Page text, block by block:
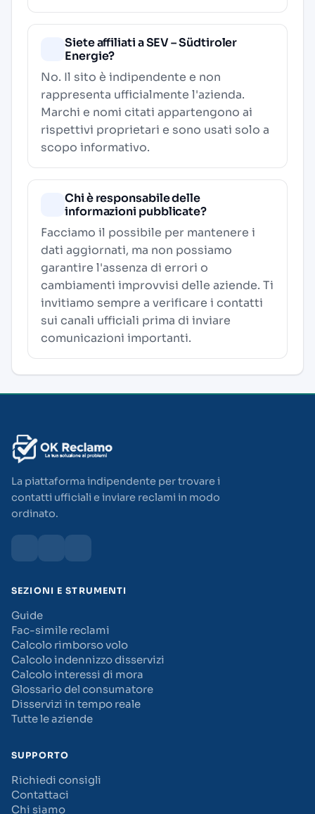
Siete affiliati a SEV – Südtiroler
Energie?
No. Il sito è indipendente e non
rappresenta ufficialmente l'azienda.
Marchi e nomi citati appartengono ai
rispettivi proprietari e sono usati solo a
scopo informativo.
Chi è responsabile delle
informazioni pubblicate?
Facciamo il possibile per mantenere i
dati aggiornati, ma non possiamo
garantire l'assenza di errori o
cambiamenti improvvisi delle aziende. Ti
invitiamo sempre a verificare i contatti
sui canali ufficiali prima di inviare
comunicazioni importanti.
La piattaforma indipendente per trovare i
contatti ufficiali e inviare reclami in modo
ordinato.
SEZIONI E STRUMENTI
Guide
Fac-simile reclami
Calcolo rimborso volo
Calcolo indennizzo disservizi
Calcolo interessi di mora
Glossario del consumatore
Disservizi in tempo reale
Tutte le aziende
SUPPORTO
Richiedi consigli
Contattaci
Chi siamo